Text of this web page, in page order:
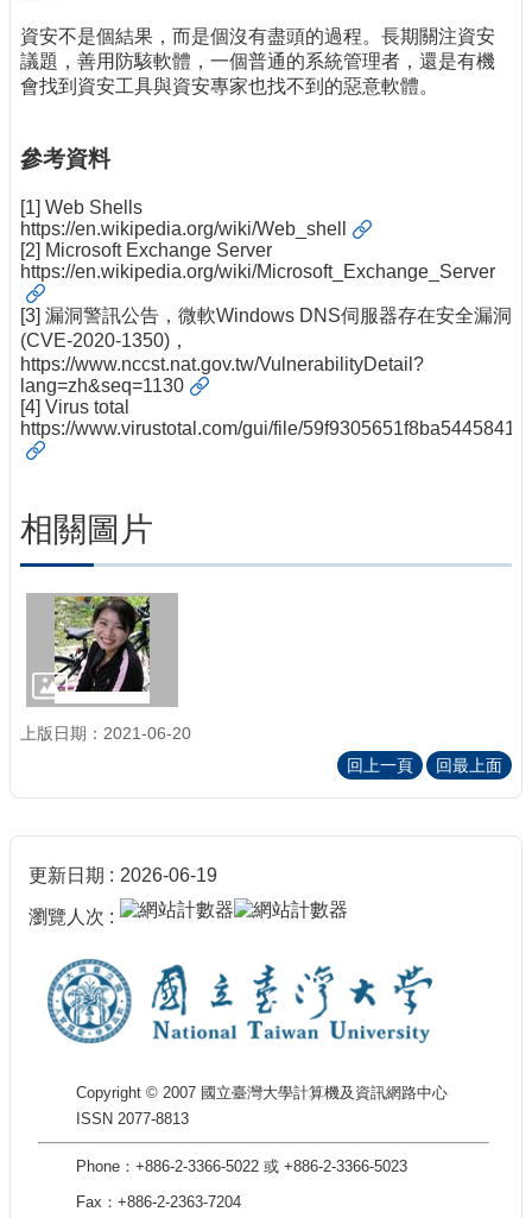
資安不是個結果，而是個沒有盡頭的過程。長期關注資安
議題，善用防駭軟體，一個普通的系統管理者，還是有機
會找到資安工具與資安專家也找不到的惡意軟體。
參考資料
[1] Web Shells
https://en.wikipedia.org/wiki/Web_shell
[2] Microsoft Exchange Server
https://en.wikipedia.org/wiki/Microsoft_Exchange_Server
[3] 漏洞警訊公告，微軟Windows DNS伺服器存在安全漏洞
(CVE-2020-1350)，
https://www.nccst.nat.gov.tw/VulnerabilityDetail?
lang=zh&seq=1130
[4] Virus total
https://www.virustotal.com/gui/file/
相關圖片
上版日期：2021-06-20
回上一頁
回最上面
更新日期 2026-06-19
瀏覽人次
Copyright © 2007 國立臺灣大學計算機及資訊網路中心
ISSN 2077-8813
Phone：+886-2-3366-5022 或 +886-2-3366-5023
Fax：+886-2-2363-7204